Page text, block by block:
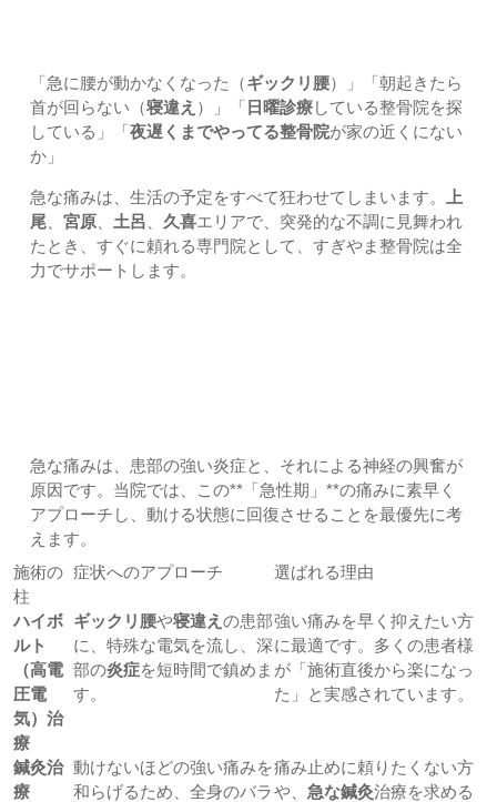
「急に腰が動かなくなった（ギックリ腰）」「朝起きたら
首が回らない（寝違え ）」「 日曜診療している整骨院を探
している」「夜遅くまでやってる整骨院が家の近くにない
か」
急な痛みは、生活の予定をすべて狂わせてしまいます。
上
尾
宮原 土呂 久喜エリアで、突発的な不調に見舞われ
たとき、すぐに頼れる専門院として、すぎやま整骨院は全
力でサポートします。
急な痛みは、患部の強い炎症と、それによる神経の興奮が
原因です。当院では、この**「急性期」**の痛みに素早く
アプローチし、動ける状態に回復させることを最優先に考
えます。
施術の
柱
症状へのアプローチ 選ばれる理由
ハイボ
ルト
（高電
圧電
気）治
療
ギックリ腰や寝違え の患部
に、特殊な電気を流し、深
部の炎症を短時間で鎮めま
す。
強い痛みを早く抑えたい方
に最適です。多くの患者様
が「施術直後から楽になっ
た」と実感されています。
鍼灸治
療
動けないほどの強い痛みを
和らげるため、全身のバラ
痛み止めに頼りたくない方
や、 急な鍼灸治療を求める